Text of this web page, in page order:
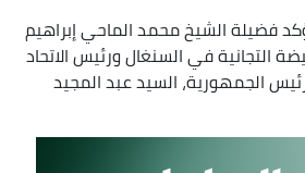
فضيلة الشيخ محمد الماحي إبراهيم
التجانية في السنغال ورئيس الاتحاد
الجمهورية، السيد عبد المجيد